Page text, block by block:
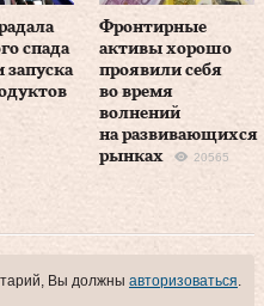
спада
запуска
Фронтирные
активы хорошо
проявили себя
во время
волнений
на развивающихся
рынках
20565
Вы должны авторизоваться